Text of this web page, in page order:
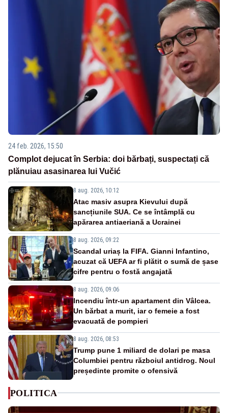
24 feb. 2026, 15:50
Complot dejucat în Serbia: doi bărbați, suspectați că
plănuiau asasinarea lui Vučić
8 aug. 2026, 10:12
Atac masiv asupra Kievului după
sancțiunile SUA. Ce se întâmplă cu
apărarea antiaeriană a Ucrainei
8 aug. 2026, 09:22
Scandal uriaș la FIFA. Gianni Infantino,
acuzat că UEFA ar fi plătit o sumă de șase
cifre pentru o fostă angajată
8 aug. 2026, 09:06
Incendiu într-un apartament din Vâlcea.
Un bărbat a murit, iar o femeie a fost
evacuată de pompieri
8 aug. 2026, 08:53
Trump pune 1 miliard de dolari pe masa
Columbiei pentru războiul antidrog. Noul
președinte promite o ofensivă
POLITICA